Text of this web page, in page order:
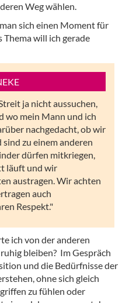
Weg wählen.
sich einen Moment für
Thema will ich gerade
ja nicht aussuchen,
wo mein Mann und ich
nachgedacht, ob wir
zu einem anderen
dürfen mitkriegen,
läuft und wir
austragen. Wir achten
auch
Respekt."
ich von der anderen
bleiben? Im Gespräch
und die Bedürfnisse der
ohne sich gleich
zu fühlen oder